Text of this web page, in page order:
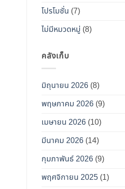
โปรโมชั่น (7)
ไม่มีหมวดหมู่ (8)
คลังเก็บ
มิถุนายน 2026 (8)
พฤษภาคม 2026 (9)
เมษายน 2026 (10)
มีนาคม 2026 (14)
กุมภาพันธ์ 2026 (9)
พฤศจิกายน 2025 (1)